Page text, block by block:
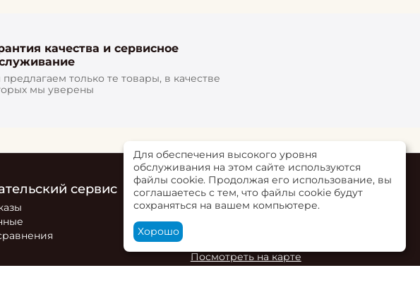
качества и сервисное
только те товары, в качестве
мы уверены
сервис Контакты
г. Ольгинская, ул. Верхне-Луговая 73Б,
Посмотреть на карте
Для обеспечения высокого уровня
обслуживания на этом сайте используются
файлы cookie. Продолжая его использование, вы
соглашаетесь с тем, что файлы cookie будут
сохраняться на вашем компьютере.
Хорошо